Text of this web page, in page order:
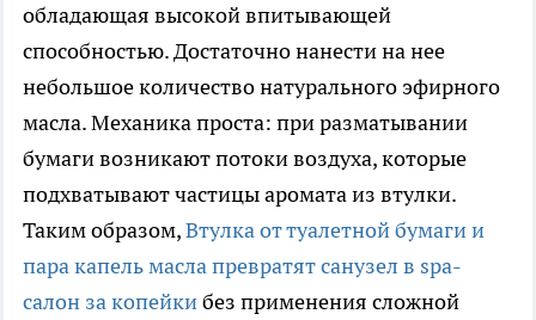
обладающая высокой впитывающей
способностью. Достаточно нанести на нее
небольшое количество натурального эфирного
масла. Механика проста: при разматывании
бумаги возникают потоки воздуха, которые
подхватывают частицы аромата из втулки.
Таким образом,Втулка от туалетной бумаги и
пара капель масла превратят санузел в spa-
салон за копейкибез применения сложной